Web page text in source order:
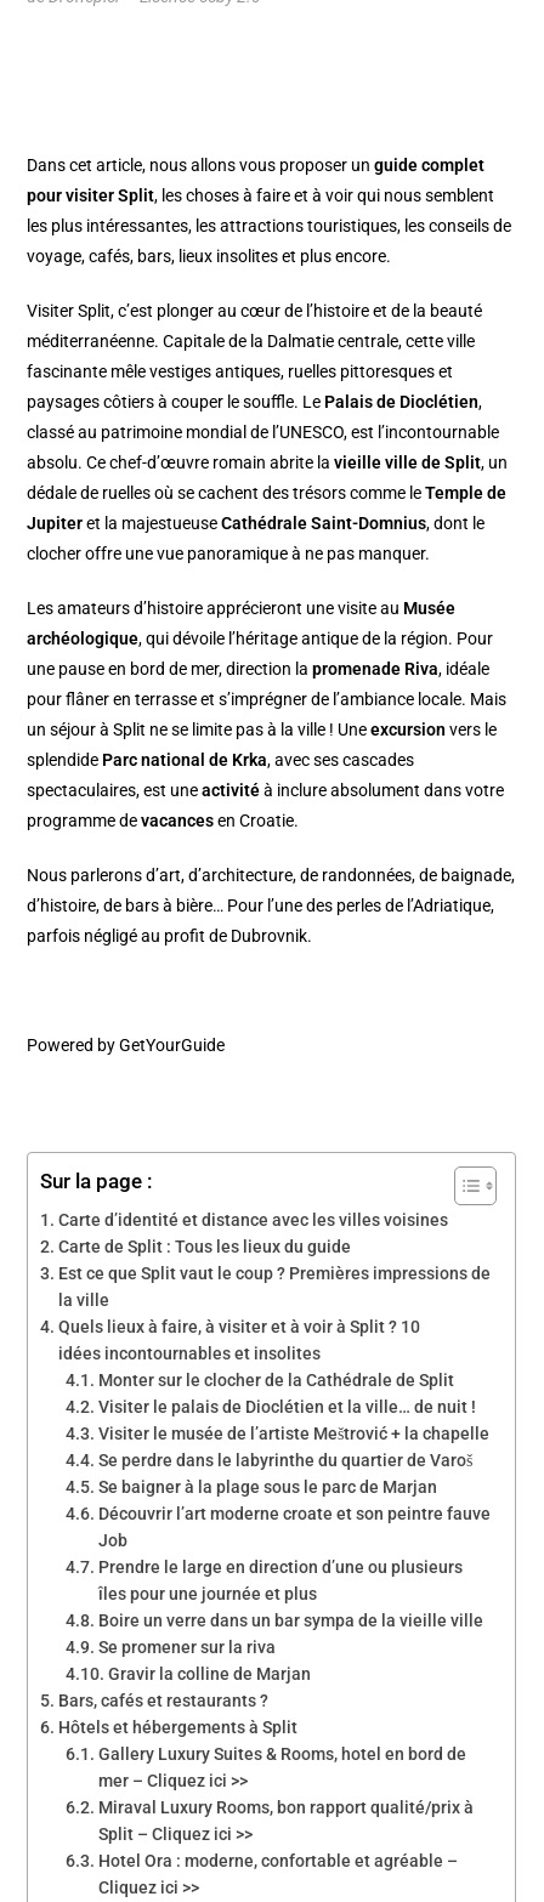
Dans cet article, nous allons vous proposer unguide complet
pour visiter Split, les choses à faire et à voir qui nous semblent
les plus intéressantes, les attractions touristiques, les conseils de
voyage, cafés, bars, lieux insolites et plus encore.
Visiter Split, c’est plonger au cœur de l’histoire et de la beauté
méditerranéenne. Capitale de la Dalmatie centrale, cette ville
fascinante mêle vestiges antiques, ruelles pittoresques et
paysages côtiers à couper le souffle. Le Palais de Dioclétien,
classé au patrimoine mondial de l’UNESCO, est l’incontournable
absolu. Ce chef-d’œuvre romain abrite lavieille ville de Split, un
dédale de ruelles où se cachent des trésors comme leTemple de
Jupiteret la majestueuseCathédrale Saint-Domnius, dont le
clocher offre une vue panoramique à ne pas manquer.
Les amateurs d’histoire apprécieront une visite au Musée
archéologique, qui dévoile l’héritage antique de la région. Pour
une pause en bord de mer, direction lapromenade Riva, idéale
pour flâner en terrasse et s’imprégner de l’ambiance locale. Mais
un séjour à Split ne se limite pas à la ville ! Uneexcursion vers le
splendide Parc national de Krka, avec ses cascades
spectaculaires, est uneactivitéà inclure absolument dans votre
programme devacancesen Croatie.
Nous parlerons d’art, d’architecture, de randonnées, de baignade,
d’histoire, de bars à bière… Pour l’une des perles de l’Adriatique,
parfois négligé au profit de Dubrovnik.
Powered byGetYourGuide
Sur la page :
Carte d’identité et distance avec les villes voisines
Carte de Split : Tous les lieux du guide
Est ce que Split vaut le coup ? Premières impressions de
la ville
Quels lieux à faire, à visiter et à voir à Split ? 10
idées incontournables et insolites
Monter sur le clocher de la Cathédrale de Split
Visiter le palais de Dioclétien et la ville… de nuit !
Visiter le musée de l’artiste Meštrović + la chapelle
Se perdre dans le labyrinthe du quartier de Varoš
Se baigner à la plage sous le parc de Marjan
Découvrir l’art moderne croate et son peintre fauve
Job
Prendre le large en direction d’une ou plusieurs
îles pour une journée et plus
Boire un verre dans un bar sympa de la vieille ville
Se promener sur la riva
Gravir la colline de Marjan
Bars, cafés et restaurants ?
Hôtels et hébergements à Split
Gallery Luxury Suites & Rooms, hotel en bord de
mer – Cliquez ici >>
Miraval Luxury Rooms, bon rapport qualité/prix à
Split – Cliquez ici >>
Hotel Ora : moderne, confortable et agréable –
Cliquez ici >>